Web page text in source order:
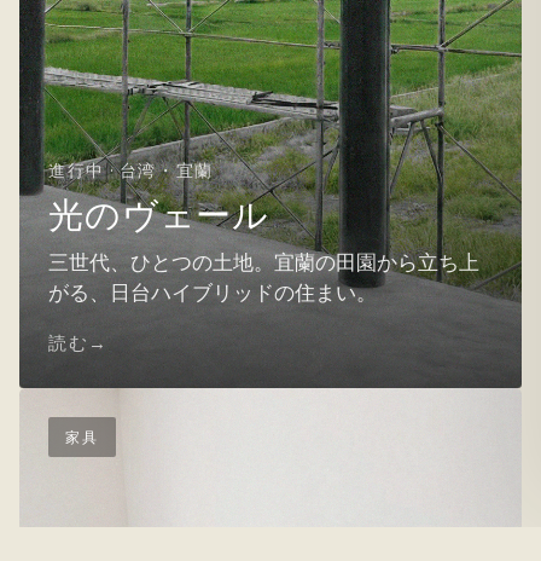
進行中 · 台湾・宜蘭
光のヴェール
三世代、ひとつの土地。宜蘭の田園から立ち上
がる、日台ハイブリッドの住まい。
読む
家具